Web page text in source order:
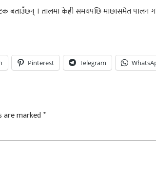
बताउँछन् । तालमा केही समयपछि माछासमेत पालन
Pinterest Telegram
are marked*